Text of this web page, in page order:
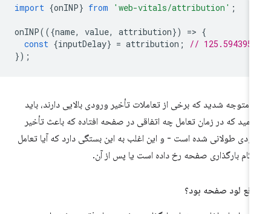
import {onINP} from 'web-vitals/attribution'
onINP(({name, value, attribution }) =
const {inputDelay = attribution; //
متوجه شدید که برخی از تعاملات تأخیر ورودی بالایی دارند، باید
که در زمان تعامل چه اتفاقی در صفحه افتاده که باعث تأخیر
طولانی شده است - و این اغلب به این بستگی دارد که آیا تعامل
بارگذاری صفحه رخ داده است یا پس از آن.
لود صفحه بود؟